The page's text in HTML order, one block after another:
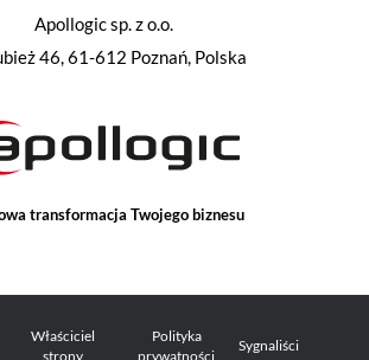
transformacja Twojego biznesu
Apollogic sp. z o.o.
46, 61-612 Poznań, Polska
Właściciel
strony
Polityka
prywatności
Sygnaliści